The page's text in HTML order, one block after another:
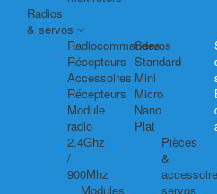
Radios
& servos
Radiocommandes
Récepteurs
Accessoires
Récepteurs
Module
radio
2.4Ghz
/
900Mhz
Modules
Servos
Standard
Mini
Micro
Nano
Plat
Pièces
&
servos